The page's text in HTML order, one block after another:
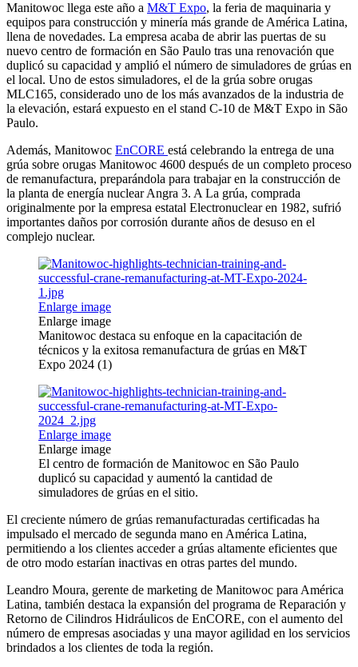
Manitowoc llega este año a M&T Expo, la feria de maquinaria y
equipos para construcción y minería más grande de América Latina,
llena de novedades. La empresa acaba de abrir las puertas de su
nuevo centro de formación en São Paulo tras una renovación que
duplicó su capacidad y amplió el número de simuladores de grúas en
el local. Uno de estos simuladores, el de la grúa sobre orugas
MLC165, considerado uno de los más avanzados de la industria de
la elevación, estará expuesto en el stand C-10 de M&T Expo in São
Paulo.
Además, Manitowoc EnCORE está celebrando la entrega de una
grúa sobre orugas Manitowoc 4600 después de un completo proceso
de remanufactura, preparándola para trabajar en la construcción de
la planta de energía nuclear Angra 3. A La grúa, comprada
originalmente por la empresa estatal Electronuclear en 1982, sufrió
importantes daños por corrosión durante años de desuso en el
complejo nuclear.
Enlarge image
Enlarge image
Manitowoc destaca su enfoque en la capacitación de
técnicos y la exitosa remanufactura de grúas en M&T
Expo 2024 (1)
Enlarge image
Enlarge image
El centro de formación de Manitowoc en São Paulo
duplicó su capacidad y aumentó la cantidad de
simuladores de grúas en el sitio.
El creciente número de grúas remanufacturadas certificadas ha
impulsado el mercado de segunda mano en América Latina,
permitiendo a los clientes acceder a grúas altamente eficientes que
de otro modo estarían inactivas en otras partes del mundo.
Leandro Moura, gerente de marketing de Manitowoc para América
Latina, también destaca la expansión del programa de Reparación y
Retorno de Cilindros Hidráulicos de EnCORE, con el aumento del
número de empresas asociadas y una mayor agilidad en los servicios
brindados a los clientes de toda la región.